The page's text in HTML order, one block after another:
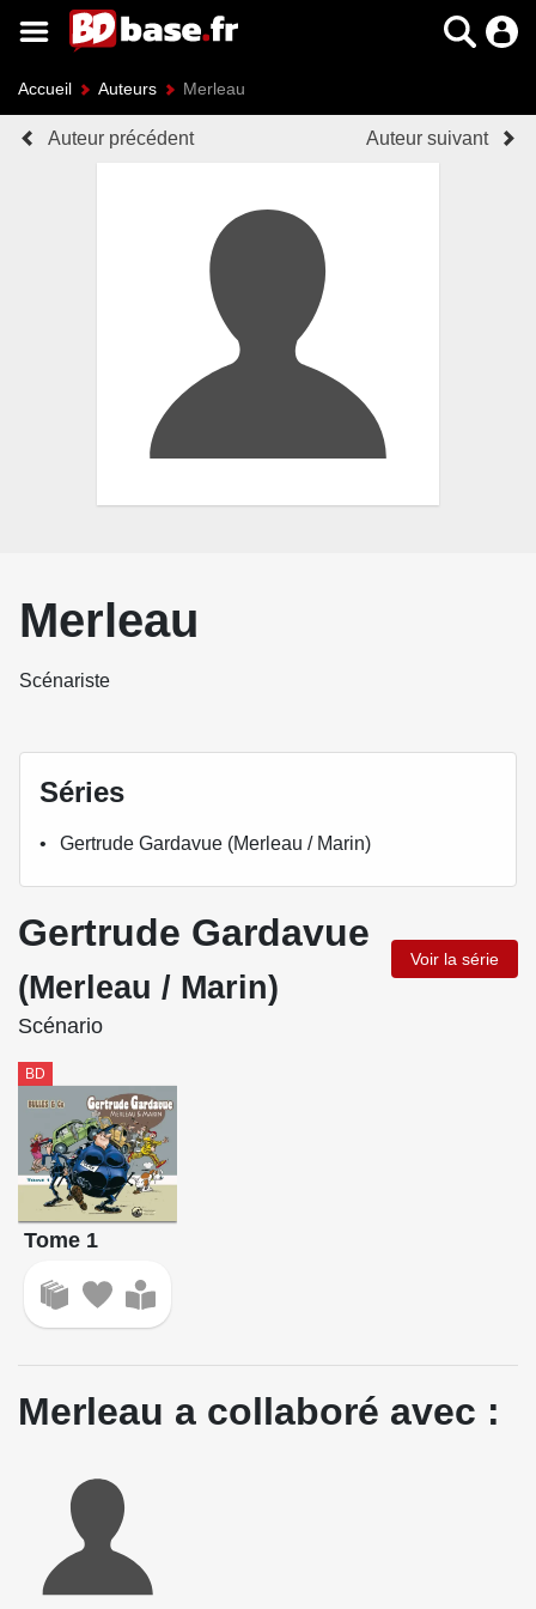
Accueil Auteurs Merleau
Auteur précédent Auteur suivant
Merleau
Scénariste
Séries
Gertrude Gardavue (Merleau / Marin)
Gertrude Gardavue
(Merleau / Marin)
Voir la série
Scénario
BD
Tome 1
Merleau a collaboré avec :